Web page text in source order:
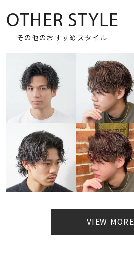
OTHER STYLE
その他のおすすめスタイル
VIEW MORE